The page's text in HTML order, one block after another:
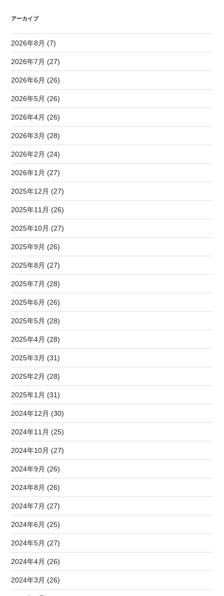
アーカイブ
2026年8月 (7)
2026年7月 (27)
2026年6月 (26)
2026年5月 (26)
2026年4月 (26)
2026年3月 (28)
2026年2月 (24)
2026年1月 (27)
2025年12月 (27)
2025年11月 (26)
2025年10月 (27)
2025年9月 (26)
2025年8月 (27)
2025年7月 (28)
2025年6月 (26)
2025年5月 (28)
2025年4月 (28)
2025年3月 (31)
2025年2月 (28)
2025年1月 (31)
2024年12月 (30)
2024年11月 (25)
2024年10月 (27)
2024年9月 (26)
2024年8月 (26)
2024年7月 (27)
2024年6月 (25)
2024年5月 (27)
2024年4月 (26)
2024年3月 (26)